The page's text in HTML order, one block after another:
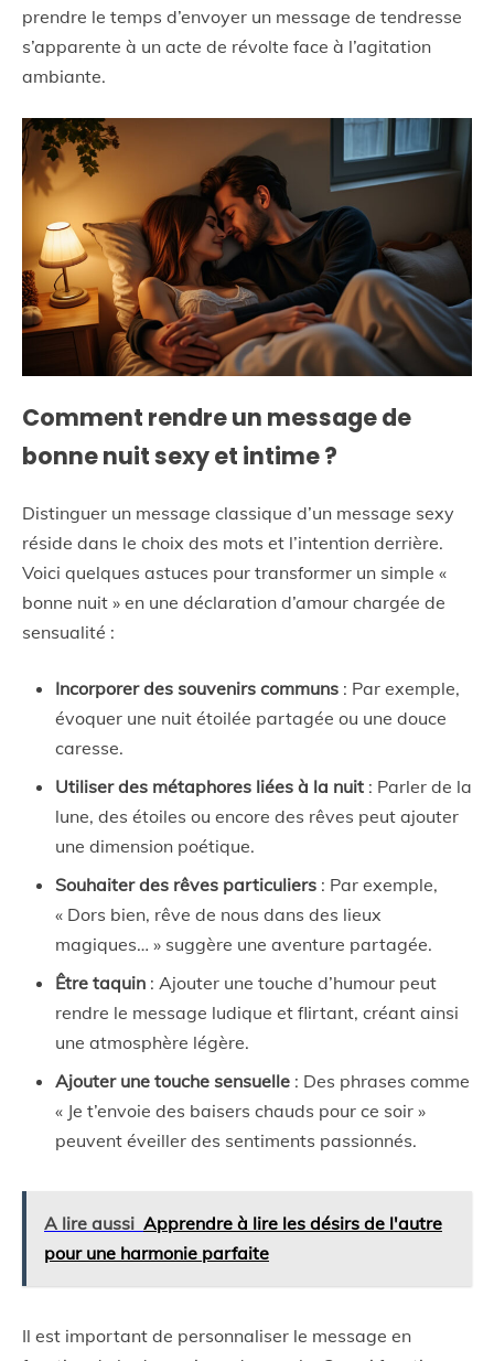
prendre le temps d’envoyer un message de tendresse
s’apparente à un acte de révolte face à l’agitation
ambiante.
Comment rendre un message de
bonne nuit sexy et intime ?
Distinguer un message classique d’un message sexy
réside dans le choix des mots et l’intention derrière.
Voici quelques astuces pour transformer un simple «
bonne nuit » en une déclaration d’amour chargée de
sensualité :
Incorporer des souvenirs communs : Par exemple,
évoquer une nuit étoilée partagée ou une douce
caresse.
Utiliser des métaphores liées à la nuit : Parler de la
lune, des étoiles ou encore des rêves peut ajouter
une dimension poétique.
Souhaiter des rêves particuliers : Par exemple,
« Dors bien, rêve de nous dans des lieux
magiques… » suggère une aventure partagée.
Être taquin : Ajouter une touche d’humour peut
rendre le message ludique et flirtant, créant ainsi
une atmosphère légère.
Ajouter une touche sensuelle : Des phrases comme
« Je t’envoie des baisers chauds pour ce soir »
peuvent éveiller des sentiments passionnés.
A lire aussi Apprendre à lire les désirs de l'autre
pour une harmonie parfaite
Il est important de personnaliser le message en